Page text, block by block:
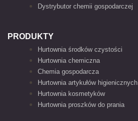
Dystrybutor chemii gospodarczej
PRODUKTY
Hurtownia środków czystości
Hurtownia chemiczna
Chemia gospodarcza
Hurtownia artykułów higienicznych
Hurtownia kosmetyków
Hurtownia proszków do prania